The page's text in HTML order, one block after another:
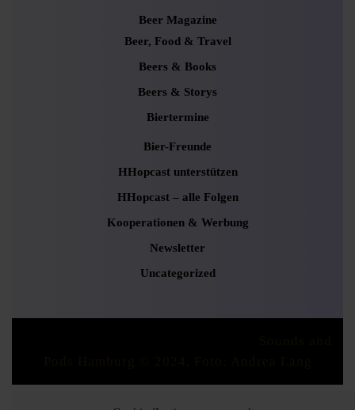
Beer Magazine
Beer, Food & Travel
Beers & Books
Beers & Storys
Biertermine
Bier-Freunde
HHopcast unterstützen
HHopcast – alle Folgen
Kooperationen & Werbung
Newsletter
Uncategorized
Scroll